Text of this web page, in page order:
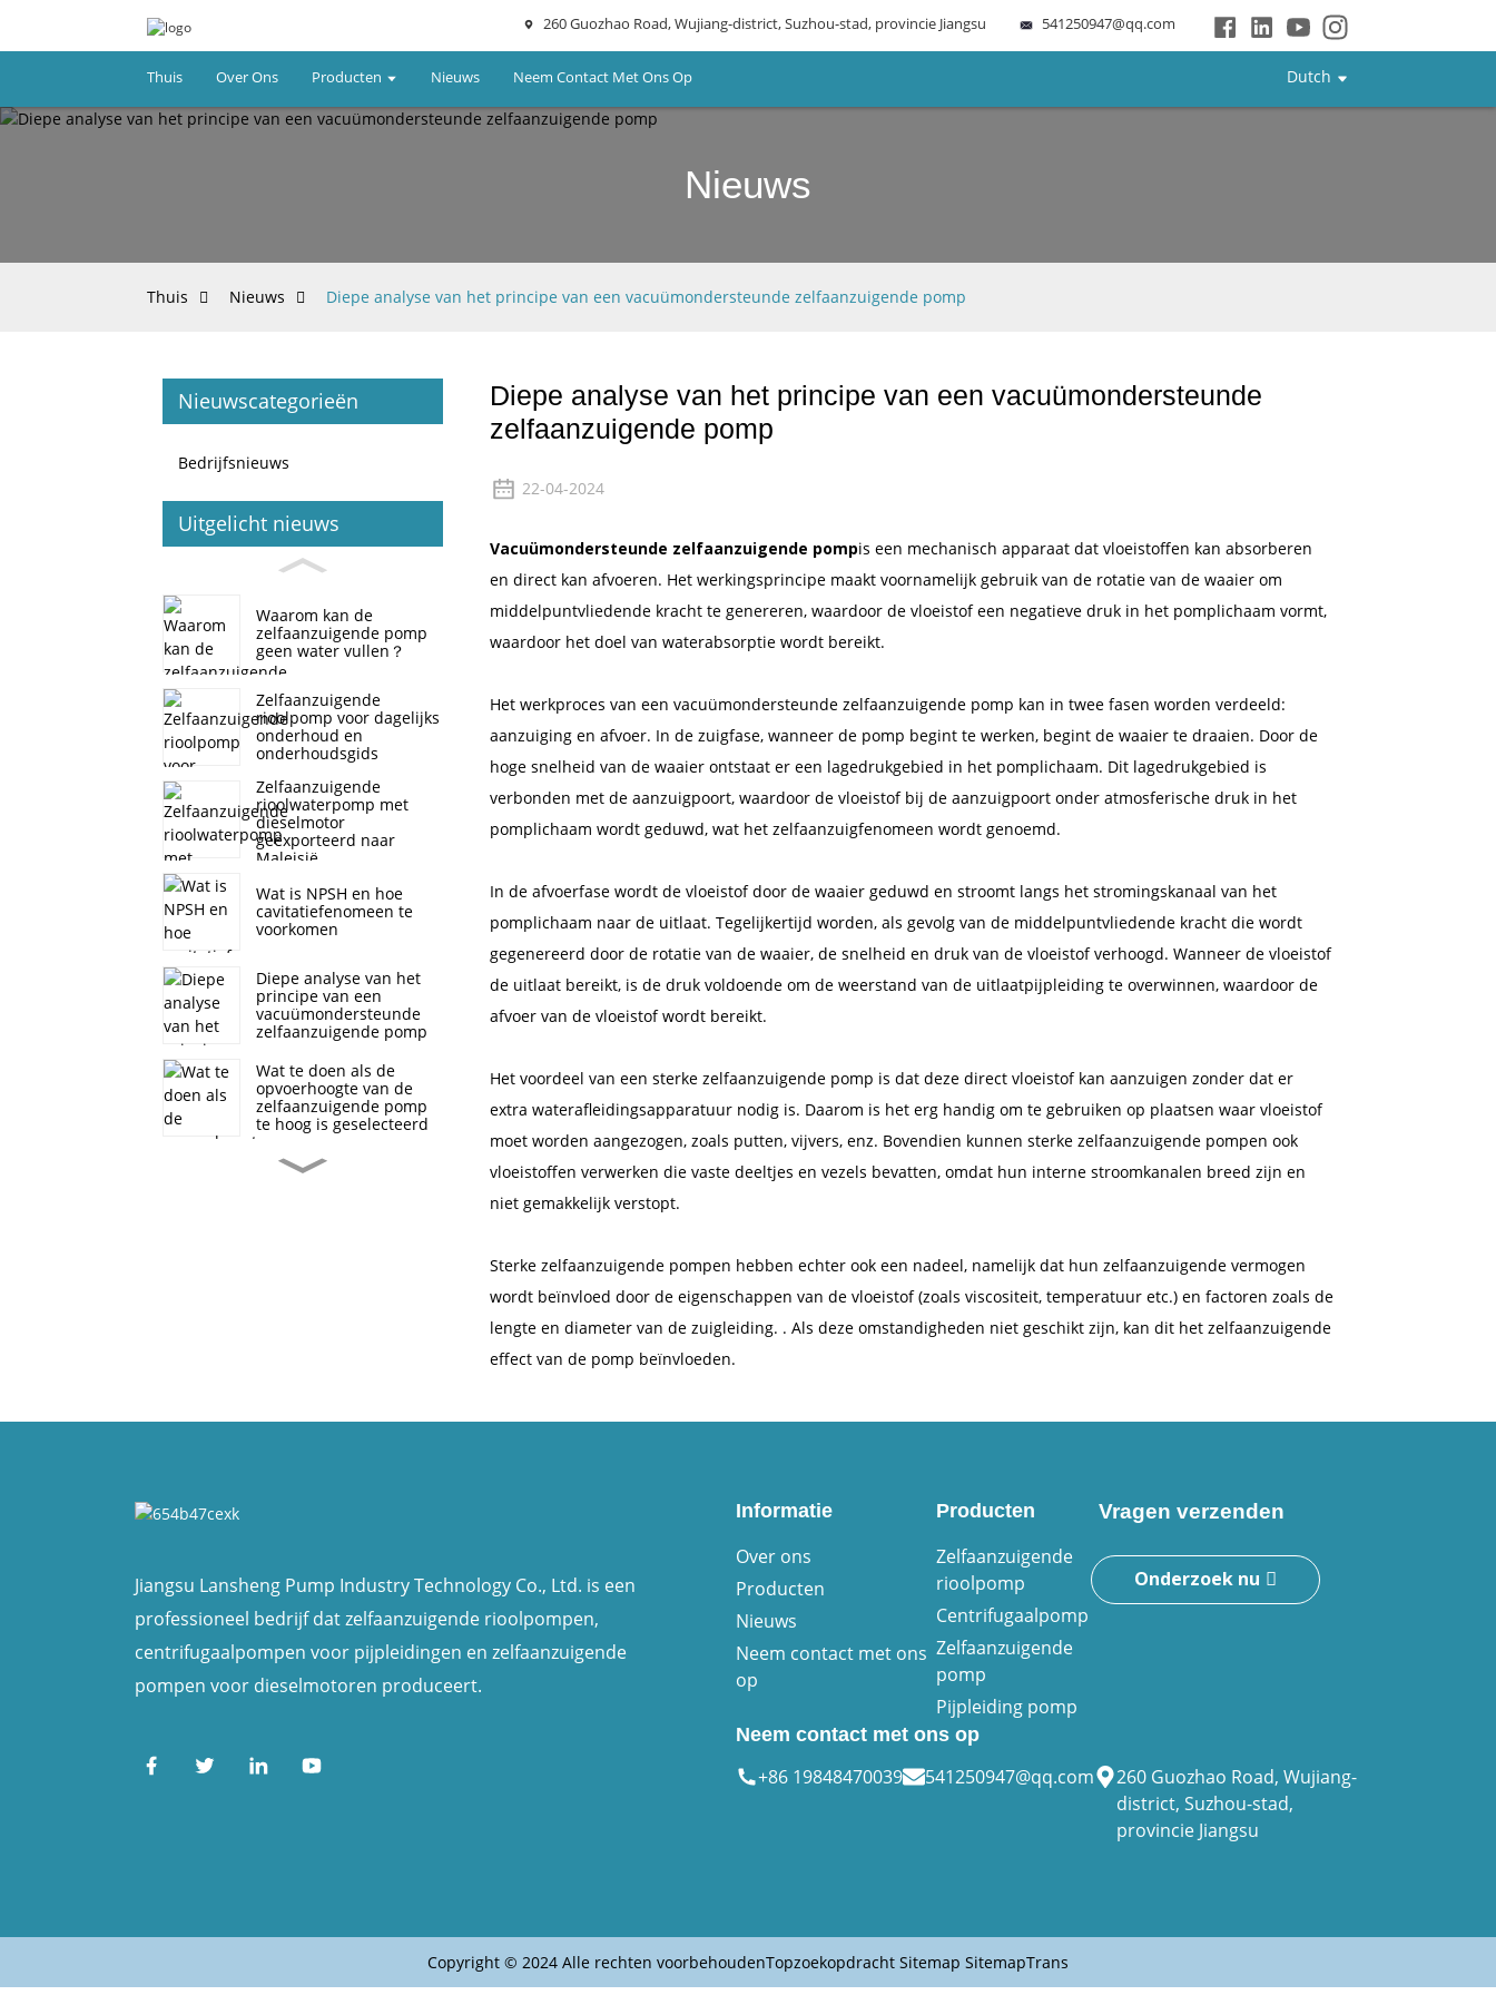
260 Guozhao Road, Wujiang-district, Suzhou-stad, provincie Jiangsu 541250947@qq.com
Thuis Over Ons Producten Nieuws Neem Contact Met Ons Op Dutch
Nieuws
Thuis Nieuws Diepe analyse van het principe van een vacuümondersteunde zelfaanzuigende pomp
Nieuwscategorieën
Bedrijfsnieuws
Uitgelicht nieuws
Waarom kan de
zelfaanzuigende pomp
geen water vullen？
Zelfaanzuigende
rioolpomp voor dagelijks
onderhoud en
onderhoudsgids
Zelfaanzuigende
rioolwaterpomp met
dieselmotor
geëxporteerd naar
Maleisië
Wat is NPSH en hoe
cavitatiefenomeen te
voorkomen
Diepe analyse van het
principe van een
vacuümondersteunde
zelfaanzuigende pomp
Wat te doen als de
opvoerhoogte van de
zelfaanzuigende pomp
te hoog is geselecteerd
Toepassing van
zelfaanzuigende
Diepe analyse van het principe van een vacuümondersteunde
zelfaanzuigende pomp
22-04-2024
Vacuümondersteunde zelfaanzuigende pompis een mechanisch apparaat dat vloeistoffen kan absorberen
en direct kan afvoeren. Het werkingsprincipe maakt voornamelijk gebruik van de rotatie van de waaier om
middelpuntvliedende kracht te genereren, waardoor de vloeistof een negatieve druk in het pomplichaam vormt,
waardoor het doel van waterabsorptie wordt bereikt.
Het werkproces van een vacuümondersteunde zelfaanzuigende pomp kan in twee fasen worden verdeeld:
aanzuiging en afvoer. In de zuigfase, wanneer de pomp begint te werken, begint de waaier te draaien. Door de
hoge snelheid van de waaier ontstaat er een lagedrukgebied in het pomplichaam. Dit lagedrukgebied is
verbonden met de aanzuigpoort, waardoor de vloeistof bij de aanzuigpoort onder atmosferische druk in het
pomplichaam wordt geduwd, wat het zelfaanzuigfenomeen wordt genoemd.
In de afvoerfase wordt de vloeistof door de waaier geduwd en stroomt langs het stromingskanaal van het
pomplichaam naar de uitlaat. Tegelijkertijd worden, als gevolg van de middelpuntvliedende kracht die wordt
gegenereerd door de rotatie van de waaier, de snelheid en druk van de vloeistof verhoogd. Wanneer de vloeistof
de uitlaat bereikt, is de druk voldoende om de weerstand van de uitlaatpijpleiding te overwinnen, waardoor de
afvoer van de vloeistof wordt bereikt.
Het voordeel van een sterke zelfaanzuigende pomp is dat deze direct vloeistof kan aanzuigen zonder dat er
extra waterafleidingsapparatuur nodig is. Daarom is het erg handig om te gebruiken op plaatsen waar vloeistof
moet worden aangezogen, zoals putten, vijvers, enz. Bovendien kunnen sterke zelfaanzuigende pompen ook
vloeistoffen verwerken die vaste deeltjes en vezels bevatten, omdat hun interne stroomkanalen breed zijn en
niet gemakkelijk verstopt.
Sterke zelfaanzuigende pompen hebben echter ook een nadeel, namelijk dat hun zelfaanzuigende vermogen
wordt beïnvloed door de eigenschappen van de vloeistof (zoals viscositeit, temperatuur etc.) en factoren zoals de
lengte en diameter van de zuigleiding. . Als deze omstandigheden niet geschikt zijn, kan dit het zelfaanzuigende
effect van de pomp beïnvloeden.
Jiangsu Lansheng Pump Industry Technology Co., Ltd. is een
professioneel bedrijf dat zelfaanzuigende rioolpompen,
centrifugaalpompen voor pijpleidingen en zelfaanzuigende
pompen voor dieselmotoren produceert.
Informatie
Over ons
Producten
Nieuws
Neem contact met ons
op
Producten
Zelfaanzuigende
rioolpomp
Centrifugaalpomp
Zelfaanzuigende
pomp
Pijpleiding pomp
Vragen verzenden
Onderzoek nu
Neem contact met ons op
+86 19848470039 541250947@qq.com
260 Guozhao Road, Wujiang-
district, Suzhou-stad,
provincie Jiangsu
Copyright © 2024 Alle rechten voorbehoudenTopzoekopdracht Sitemap SitemapTrans